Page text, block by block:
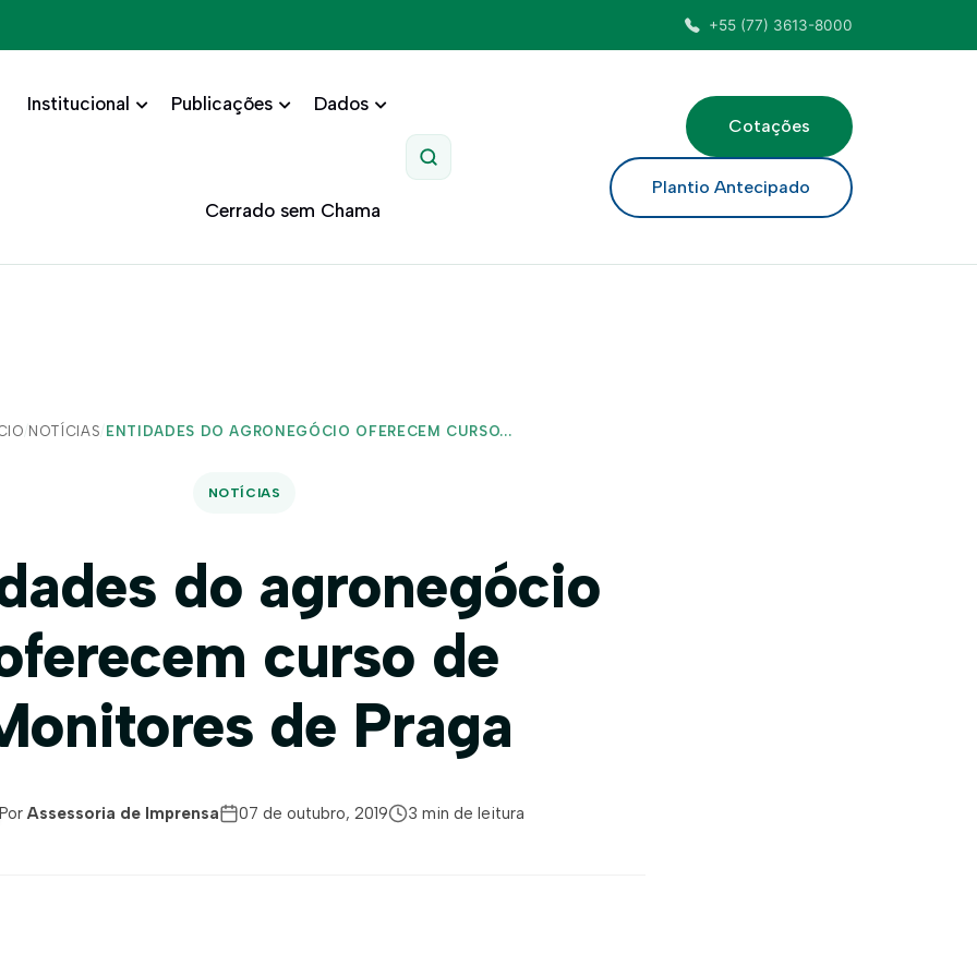
+55 (77) 3613-8000
Institucional Publicações Dados
Cerrado sem Chama
Pesquisar
Cotações
Plantio Antecipado
/ NOTÍCIAS/ ENTIDADES DO AGRONEGÓCIO OFERECEM CURSO...
NOTÍCIAS
do agronegócio
curso de
de Praga
Por Assessoria de Imprensa 07 de outubro, 2019 3 min de leitura